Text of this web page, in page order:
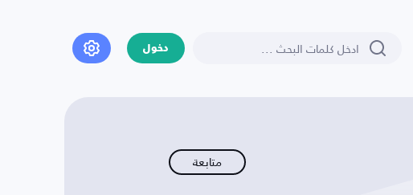
دخول
متابعة